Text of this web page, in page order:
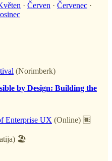
· Červen · Červenec ·
(Norimberk)
by Design: Building the
Enterprise UX (Online) 🆓
🏖️